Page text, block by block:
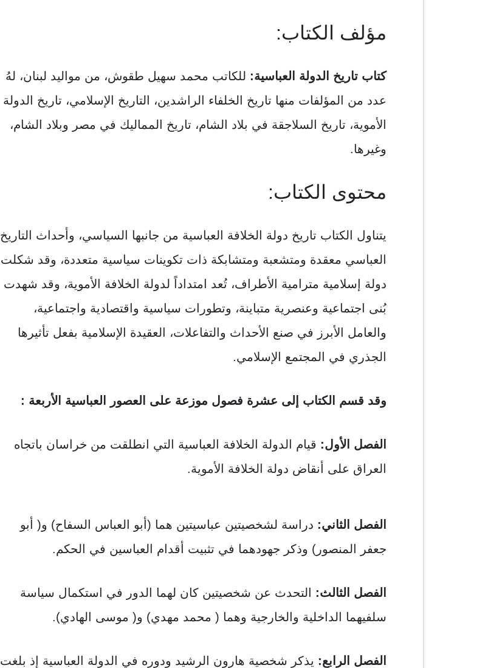
مؤلف الكتاب:
كتاب تاريخ الدولة العباسية: للكاتب محمد سهيل طقوش، من مواليد لبنان، لهُ
عدد من المؤلفات منها تاريخ الخلفاء الراشدين، التاريخ الإسلامي، تاريخ الدولة
الأموية، تاريخ السلاجقة في بلاد الشام، تاريخ المماليك في مصر وبلاد الشام،
وغيرها.
محتوى الكتاب:
يتناول الكتاب تاريخ دولة الخلافة العباسية من جانبها السياسي، وأحداث التاريخ
العباسي معقدة ومتشعبة ومتشابكة ذات تكوينات سياسية متعددة، وقد شكلت
دولة إسلامية مترامية الأطراف، تُعد امتداداً لدولة الخلافة الأموية، وقد شهدت
بُنى اجتماعية وعنصرية متباينة، وتطورات سياسية واقتصادية واجتماعية،
والعامل الأبرز في صنع الأحداث والتفاعلات، العقيدة الإسلامية بفعل تأثيرها
الجذري في المجتمع الإسلامي.
وقد قسم الكتاب إلى عشرة فصول موزعة على العصور العباسية الأربعة :
الفصل الأول: قيام الدولة الخلافة العباسية التي انطلقت من خراسان باتجاه
العراق على أنقاض دولة الخلافة الأموية.
الفصل الثاني: دراسة لشخصيتين عباسيتين هما (أبو العباس السفاح) و( أبو
جعفر المنصور) وذكر جهودهما في تثبيت أقدام العباسين في الحكم.
الفصل الثالث: التحدث عن شخصيتين كان لهما الدور في استكمال سياسة
سلفيهما الداخلية والخارجية وهما ( محمد مهدي) و( موسى الهادي).
الفصل الرابع: يذكر شخصية هارون الرشيد ودوره في الدولة العباسية إذ بلغت